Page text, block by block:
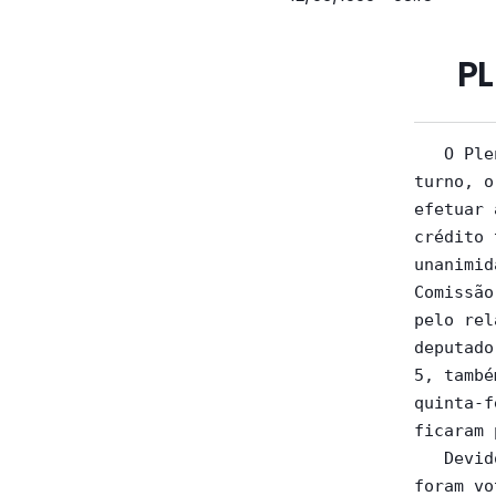
O Plenário  da Assembléia  aprovou, nesta  quinta-feira  (10/6/99),  em  2º
turno, o  Projeto de  Lei (PL)  265/99, do governador, que autoriza o Estado a
efetuar a  cessão, a título oneroso, de direitos creditórios representados por
crédito tributário  formalizado  e  parcelado.  O  projeto  foi  aprovado  por
unanimidade na  forma do vencido em 1º turno, com as emendas 1 a 3 e 6 a 9, da
Comissão de  Fiscalização Financeira  e Orçamentária,  e 11 a 13, apresentadas
pelo relator  designado em  Plenário para  emitir parecer sobre a emenda nº10,
deputado Antônio Júlio (PMDB), além das subemendas de números 1 às emendas 4 e
5, também  apresentadas pelo  relator em  Plenário na  Reunião Ordinária desta
quinta-feira. Foi  rejeitada a emenda nº10, do deputado Edson Rezende (PSB), e
ficaram prejudicadas as emendas 4 e 5, em função da aprovação das subemendas.
   Devido a  pedidos de  destaque feitos  pelo deputado  Miguel Martini (PSN),
foram votados  em separado,  e aprovados,  o parágrafo